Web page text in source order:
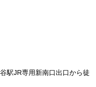
駅JR専用新南口出口から徒